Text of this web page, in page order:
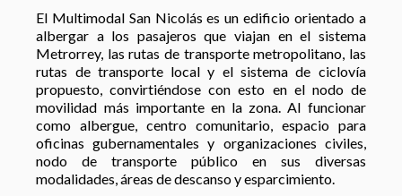
El Multimodal San Nicolás es un edificio orientado a
albergar a los pasajeros que viajan en el sistema
Metrorrey, las rutas de transporte metropolitano, las
rutas de transporte local y el sistema de ciclovía
propuesto, convirtiéndose con esto en el nodo de
movilidad más importante en la zona. Al funcionar
como albergue, centro comunitario, espacio para
oficinas gubernamentales y organizaciones civiles,
nodo de transporte público en sus diversas
modalidades, áreas de descanso y esparcimiento.